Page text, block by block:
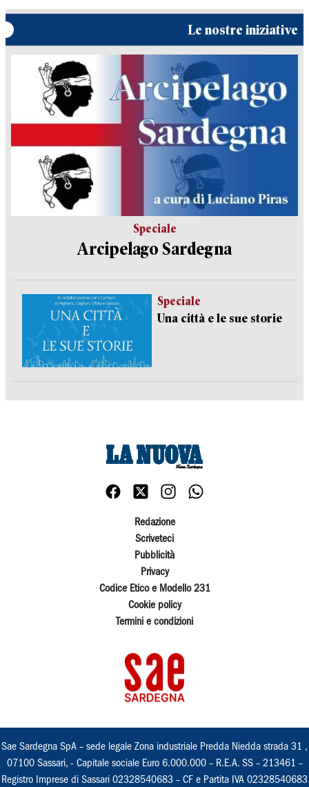
Le nostre iniziative
Speciale
Arcipelago Sardegna
Speciale
Una città e le sue storie
Redazione
Scriveteci
Pubblicità
Privacy
Codice Etico e Modello 231
Cookie policy
Termini e condizioni
Sae Sardegna SpA – sede legale Zona industriale Predda Niedda strada 31 ,
07100 Sassari, - Capitale sociale Euro 6.000.000 – R.E.A. SS – 213461 –
Registro Imprese di Sassari 02328540683 – CF e Partita IVA 02328540683